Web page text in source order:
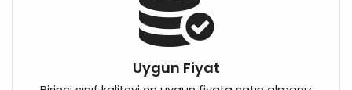
Uygun Fiyat